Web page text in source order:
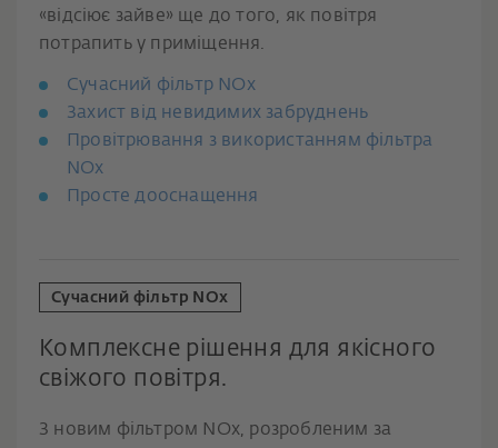
«відсіює зайве» ще до того, як повітря
потрапить у приміщення.
Сучасний фільтр NOx
Захист від невидимих забруднень
Провітрювання з використанням фільтра
NOx
Просте дооснащення
Сучасний фільтр NOx
Комплексне рішення для якісного
свіжого повітря.
З новим фільтром NOx, розробленим за